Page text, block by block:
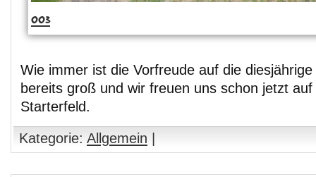
003
Wie immer ist die Vorfreude auf die
bereits groß und wir freuen uns schon jetzt
Starterfeld.
Kategorie: Allgemein